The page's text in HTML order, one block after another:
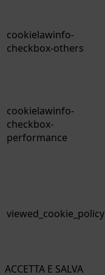
cookielawinfo-
checkbox-others
cookielawinfo-
checkbox-
performance
viewed_cookie_policy
ACCETTA E SALVA